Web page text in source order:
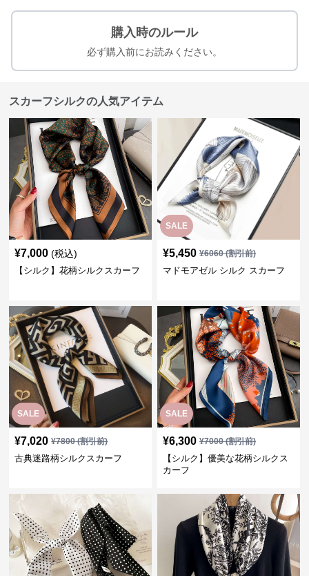
購入時のルール
必ず購入前にお読みください。
スカーフシルクの人気アイテム
¥7,000 (税込)
【シルク】花柄シルクスカーフ
SALE
¥5,450 ¥6060(割引前)
マドモアゼル シルク スカーフ
SALE
¥7,020 ¥7800(割引前)
古典迷路柄シルクスカーフ
SALE
¥6,300 ¥7000(割引前)
【シルク】優美な花柄シルクス
カーフ